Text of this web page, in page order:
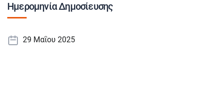
Ημερομηνία Δημοσίευσης
29 Μαΐου 2025